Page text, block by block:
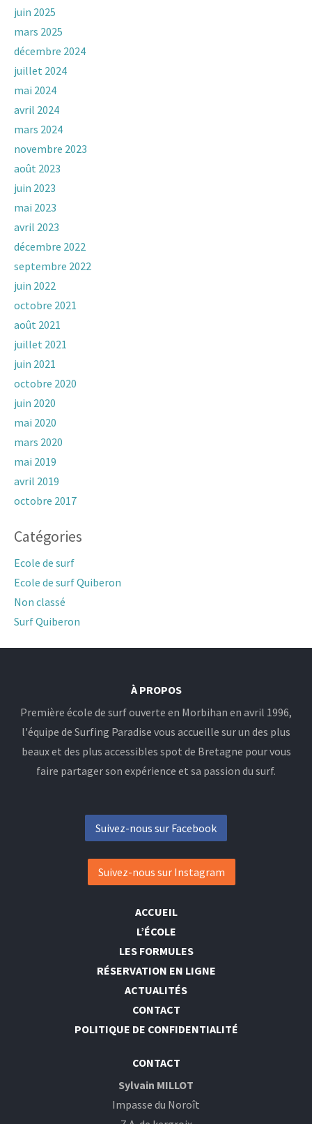
juin 2025
mars 2025
décembre 2024
juillet 2024
mai 2024
avril 2024
mars 2024
novembre 2023
août 2023
juin 2023
mai 2023
avril 2023
décembre 2022
septembre 2022
juin 2022
octobre 2021
août 2021
juillet 2021
juin 2021
octobre 2020
juin 2020
mai 2020
mars 2020
mai 2019
avril 2019
octobre 2017
Catégories
Ecole de surf
Ecole de surf Quiberon
Non classé
Surf Quiberon
À PROPOS
Première école de surf ouverte en Morbihan en avril 1996,
l'équipe de Surfing Paradise vous accueille sur un des plus
beaux et des plus accessibles spot de Bretagne pour vous
faire partager son expérience et sa passion du surf.
Suivez-nous sur Facebook
Suivez-nous sur Instagram
ACCUEIL
L’ÉCOLE
LES FORMULES
RÉSERVATION EN LIGNE
ACTUALITÉS
CONTACT
POLITIQUE DE CONFIDENTIALITÉ
CONTACT
Sylvain MILLOT
Impasse du Noroît